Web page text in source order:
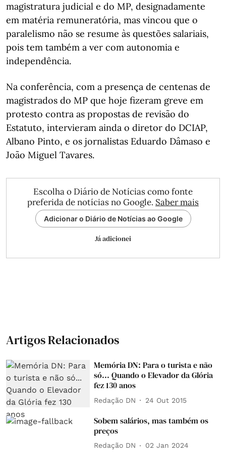
magistratura judicial e do MP, designadamente
em matéria remuneratória, mas vincou que o
paralelismo não se resume às questões salariais,
pois tem também a ver com autonomia e
independência.
Na conferência, com a presença de centenas de
magistrados do MP que hoje fizeram greve em
protesto contra as propostas de revisão do
Estatuto, intervieram ainda o diretor do DCIAP,
Albano Pinto, e os jornalistas Eduardo Dâmaso e
João Miguel Tavares.
Escolha o Diário de Notícias como fonte
preferida de notícias no Google. Saber mais
Adicionar o Diário de Notícias ao Google
Já adicionei
Artigos Relacionados
Memória DN: Para o turista e não
só... Quando o Elevador da Glória
fez 130 anos
Redação DN 24 Out 2015
Sobem salários, mas também os
preços
Redação DN 02 Jan 2024